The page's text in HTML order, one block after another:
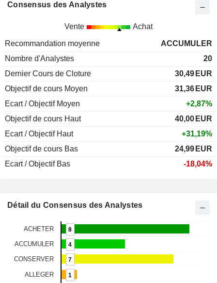
Consensus des Analystes
Vente Achat
Recommandation moyenne
ACCUMULER
Nombre d'Analystes
20
Dernier Cours de Cloture
30,49 EUR
Objectif de cours Moyen
31,36 EUR
Ecart / Objectif Moyen
+2,87%
Objectif de cours Haut
40,00 EUR
Ecart / Objectif Haut
+31,19%
Objectif de cours Bas
24,99 EUR
Ecart / Objectif Bas
-18,04%
Détail du Consensus des Analystes